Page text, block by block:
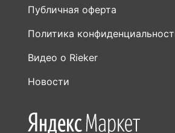
Видео о Rieker
Новости
Присоединяйтесь